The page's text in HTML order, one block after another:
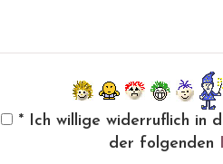
* Ich willige widerruflich in
der folgenden